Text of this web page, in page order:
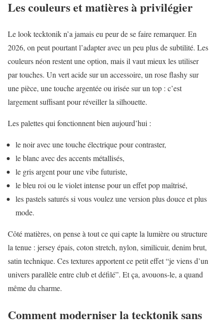
Les couleurs et matières à privilégier
Le look tecktonik n’a jamais eu peur de se faire remarquer. En
2026, on peut pourtant l’adapter avec un peu plus de subtilité. Les
couleurs néon restent une option, mais il vaut mieux les utiliser
par touches. Un vert acide sur un accessoire, un rose flashy sur
une pièce, une touche argentée ou irisée sur un top : c’est
largement suffisant pour réveiller la silhouette.
Les palettes qui fonctionnent bien aujourd’hui :
le noir avec une touche électrique pour contraster,
le blanc avec des accents métallisés,
le gris argent pour une vibe futuriste,
le bleu roi ou le violet intense pour un effet pop maîtrisé,
les pastels saturés si vous voulez une version plus douce et plus
mode.
Côté matières, on pense à tout ce qui capte la lumière ou structure
la tenue : jersey épais, coton stretch, nylon, similicuir, denim brut,
satin technique. Ces textures apportent ce petit effet “je viens d’un
univers parallèle entre club et défilé”. Et ça, avouons-le, a quand
même du charme.
Comment moderniser la tecktonik sans